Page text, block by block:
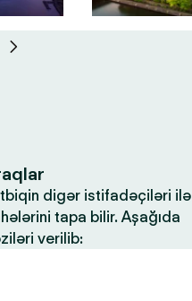
digər istifadəçiləri ilə
tapa bilir. Aşağıda
verilib: